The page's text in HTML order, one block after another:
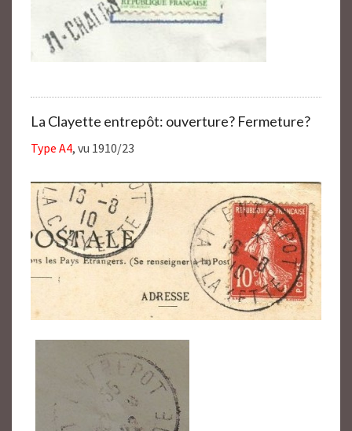
La Clayette entrepôt: ouverture? Fermeture?
Type A4, vu 1910/23